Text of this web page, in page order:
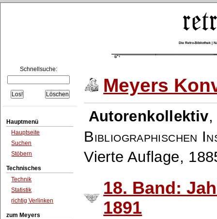
Die Retro-Bibliothek |
Schnellsuche:
Hauptmenü
Hauptseite
Suchen
Stöbern
Technisches
Technik
Statistik
richtig Verlinken
zum Meyers
Meyers
Autorenkollektiv
Bibliographischen
Vierte Auflage,
18. Band:
1891